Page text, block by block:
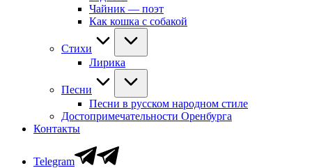
Чайник — поэт
Как кошка с собакой
Стихи
Лирика
Песни
Песни в русском народном стиле
Достопримечательности Оренбурга
Контакты
Telegram